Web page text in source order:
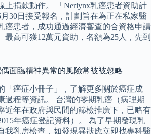
上捐款動作。 「Nerlynx乳癌患者資助計
30日接受報名，計劃旨在為正在私家醫
癌患者，成功通過經濟審查的合資格申請
最高可獲12萬元資助，名額為25人，先到
面臨精神異常的風險常被被忽略
「癌症小冊子」，了解更多關於癌症成
過程等資訊。 台灣的零期乳癌（病理期
近年在政府與民間的篩檢推廣下，已略有
年癌症登記資料）。 為了早期發現乳
我乳房檢查，如發現異狀應立即找專科醫